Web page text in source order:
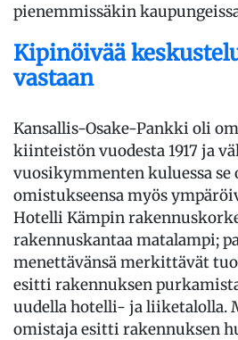
pienemmissäkin
Kipinöivää
vastaan
Kansallis-Osake-Pankki oli
kiinteistön vuodesta 1917 ja
vuosikymmenten kuluessa
omistukseensa myös
Hotelli Kämpin
rakennuskantaa matalampi;
menettävänsä merkittävät
esitti rakennuksen
uudella hotelli- ja liiketalolla.
omistaja esitti rakennuksen